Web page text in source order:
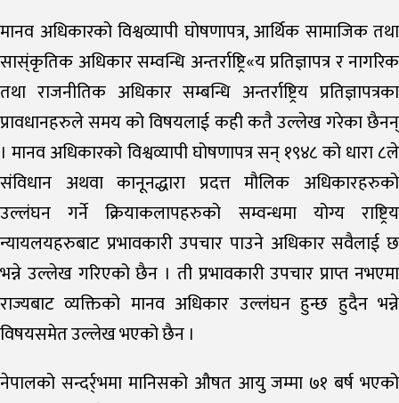
मानव अधिकारको विश्वव्यापी घोषणापत्र, आर्थिक सामाजिक तथा
सास्ंकृतिक अधिकार सम्वन्धि अन्तर्राष्ट्रि«य प्रतिज्ञापत्र र नागरिक
तथा राजनीतिक अधिकार सम्बन्धि अन्तर्राष्ट्रिय प्रतिज्ञापत्रका
प्रावधानहरुले समय को विषयलाई कही कतै उल्लेख गरेका छैनन्
। मानव अधिकारको विश्वव्यापी घोषणापत्र सन् १९४८ को धारा ८ले
संविधान अथवा कानूनद्धारा प्रदत्त मौलिक अधिकारहरुको
उल्लंघन गर्ने क्रियाकलापहरुको सम्वन्धमा योग्य राष्ट्रिय
न्यायलयहरुबाट प्रभावकारी उपचार पाउने अधिकार सवैलाई छ
भन्ने उल्लेख गरिएको छैन । ती प्रभावकारी उपचार प्राप्त नभएमा
राज्यबाट व्यक्तिको मानव अधिकार उल्लंघन हुन्छ हुदैन भन्ने
विषयसमेत उल्लेख भएको छैन ।
नेपालको सन्दर्र्भमा मानिसको औषत आयु जम्मा ७१ बर्ष भएको